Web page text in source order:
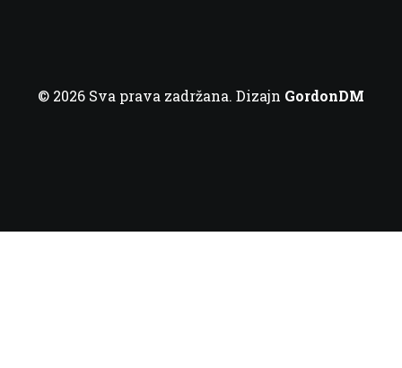
© 2026 Sva prava zadržana. Dizajn GordonDM